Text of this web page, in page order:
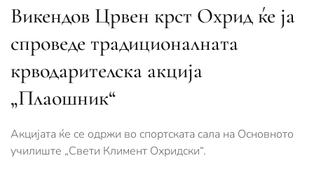
Викендов Црвен крст Охрид ќе ја
спроведе традиционалната
крводарителска акција
„Плаошник“
Акцијата ќе се одржи во спортската сала на Основното
училиште „Свети Климент Охридски“.